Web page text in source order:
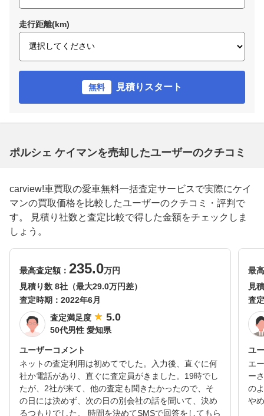
走行距離(km)
無料 見積りスタート
ポルシェ ケイマンを売却したユーザーのクチコミ
carview!車買取の愛車無料一括査定サービスで実際にケイ
マンの買取価格を比較したユーザーのクチコミ・評判で
す。 見積り社数と査定比較で得した金額をチェックしま
しょう。
最高査定額： 235.0万円
見積り数 8社（最大29.0万円差）
査定時期： 2022年6月
査定満足度
5.0
50代男性 愛知県
ユーザーコメント
ネットの査定利用は初めてでした。入力後、直ぐに何
社か電話があり、直ぐに査定員がきました。19時でし
たが、2社が来て、他の査定も聞きたかったので、そ
の日には決めず、次の日の別会社の話を聞いて、決め
るつもりでした。 時間を決めてSMSで回答をしてもら
最
見
査
ユ
エ
ー
の
や